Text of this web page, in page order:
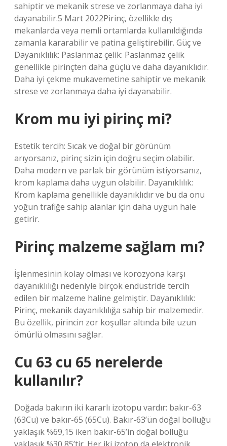
sahiptir ve mekanik strese ve zorlanmaya daha iyi
dayanabilir.5 Mart 2022Pirinç, özellikle dış
mekanlarda veya nemli ortamlarda kullanıldığında
zamanla kararabilir ve patina geliştirebilir. Güç ve
Dayanıklılık: Paslanmaz çelik: Paslanmaz çelik
genellikle pirinçten daha güçlü ve daha dayanıklıdır.
Daha iyi çekme mukavemetine sahiptir ve mekanik
strese ve zorlanmaya daha iyi dayanabilir.
Krom mu iyi pirinç mi?
Estetik tercih: Sıcak ve doğal bir görünüm
arıyorsanız, pirinç sizin için doğru seçim olabilir.
Daha modern ve parlak bir görünüm istiyorsanız,
krom kaplama daha uygun olabilir. Dayanıklılık:
Krom kaplama genellikle dayanıklıdır ve bu da onu
yoğun trafiğe sahip alanlar için daha uygun hale
getirir.
Pirinç malzeme sağlam mı?
İşlenmesinin kolay olması ve korozyona karşı
dayanıklılığı nedeniyle birçok endüstride tercih
edilen bir malzeme haline gelmiştir. Dayanıklılık:
Pirinç, mekanik dayanıklılığa sahip bir malzemedir.
Bu özellik, pirincin zor koşullar altında bile uzun
ömürlü olmasını sağlar.
Cu 63 cu 65 nerelerde
kullanılır?
Doğada bakırın iki kararlı izotopu vardır: bakır-63
(63Cu) ve bakır-65 (65Cu). Bakır-63’ün doğal bolluğu
yaklaşık %69,15 iken bakır-65’in doğal bolluğu